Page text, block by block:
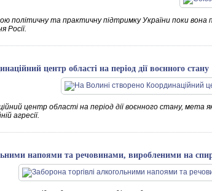
політичну та практичну підтримку України поки вона
Росії.
центр області на період дії воєнного стану
центр області на період дії воєнного стану, мета
агресії.
напоями та речовинами, виробленими на